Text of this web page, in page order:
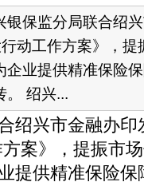
银保监分局联合绍
动工作方案》，
企业提供精准保险
。 绍兴...
绍兴市金融办印
案》，提振市
提供精准保险